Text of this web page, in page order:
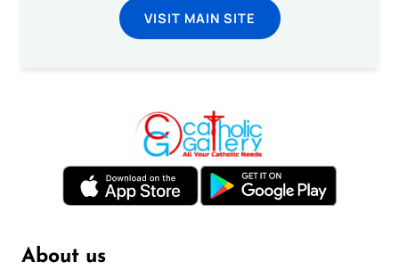
VISIT MAIN SITE
About us